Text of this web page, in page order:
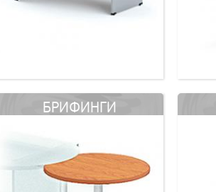
БРИФИНГИ